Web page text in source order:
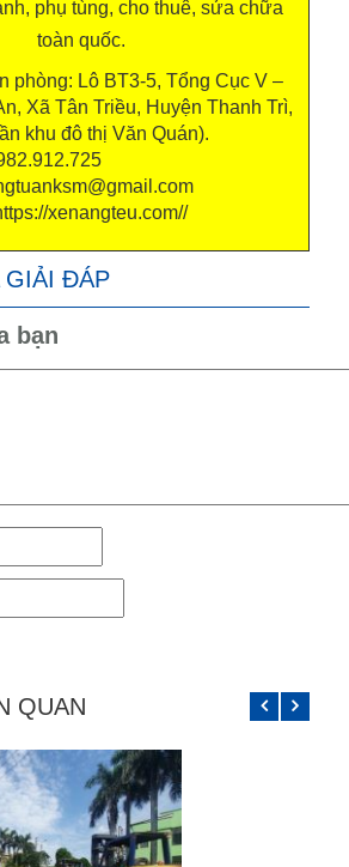
phụ tùng, cho thuê, sửa chữa
toàn quốc.
phòng: Lô BT3-5, Tổng Cục V –
Xã Tân Triều, Huyện Thanh Trì,
khu đô thị Văn Quán).
xenangteu.com//
GIẢI ĐÁP
bạn
QUAN